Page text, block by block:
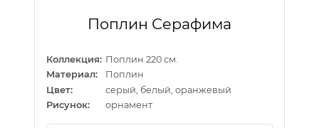
Поплин Серафима
Коллекция: Поплин 220 см.
Материал:
Поплин
Цвет:
серый, белый, оранжевый
Рисунок:
орнамент